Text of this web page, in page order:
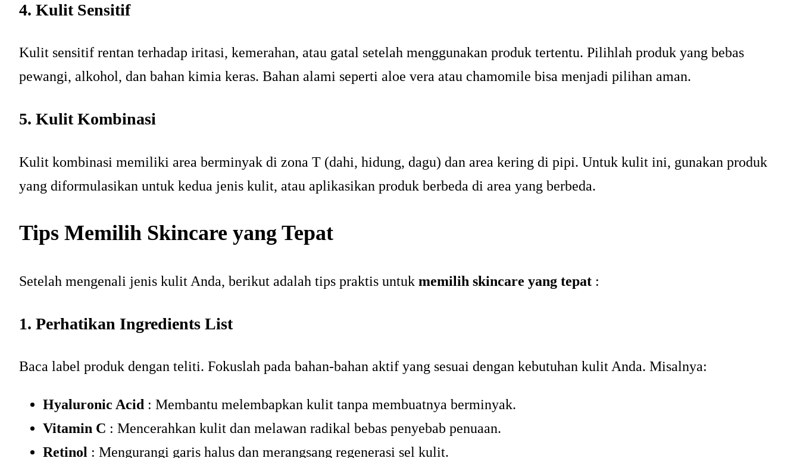
4. Kulit Sensitif
Kulit sensitif rentan terhadap iritasi, kemerahan, atau gatal setelah menggunakan produk tertentu. Pilihlah produk yang bebas
pewangi, alkohol, dan bahan kimia keras. Bahan alami seperti aloe vera atau chamomile bisa menjadi pilihan aman.
5. Kulit Kombinasi
Kulit kombinasi memiliki area berminyak di zona T (dahi, hidung, dagu) dan area kering di pipi. Untuk kulit ini, gunakan produk
yang diformulasikan untuk kedua jenis kulit, atau aplikasikan produk berbeda di area yang berbeda.
Tips Memilih Skincare yang Tepat
Setelah mengenali jenis kulit Anda, berikut adalah tips praktis untuk memilih skincare yang tepat :
1. Perhatikan Ingredients List
Baca label produk dengan teliti. Fokuslah pada bahan-bahan aktif yang sesuai dengan kebutuhan kulit Anda. Misalnya:
Hyaluronic Acid : Membantu melembapkan kulit tanpa membuatnya berminyak.
Vitamin C : Mencerahkan kulit dan melawan radikal bebas penyebab penuaan.
Retinol : Mengurangi garis halus dan merangsang regenerasi sel kulit.